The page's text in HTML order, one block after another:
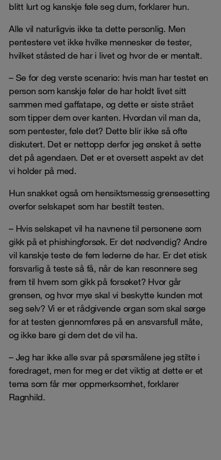
blitt lurt og kanskje føle seg dum, forklarer hun.
Alle vil naturligvis ikke ta dette personlig. Men
pentestere vet ikke hvilke mennesker de tester,
hvilket ståsted de har i livet og hvor de er mentalt.
– Se for deg verste scenario: hvis man har testet en
person som kanskje føler de har holdt livet sitt
sammen med gaffatape, og dette er siste strået
som tipper dem over kanten. Hvordan vil man da,
som pentester, føle det? Dette blir ikke så ofte
diskutert. Det er nettopp derfor jeg ønsket å sette
det på agendaen. Det er et oversett aspekt av det
vi holder på med.
Hun snakket også om hensiktsmessig grensesetting
overfor selskapet som har bestilt testen.
– Hvis selskapet vil ha navnene til personene som
gikk på et phishingforsøk. Er det nødvendig? Andre
vil kanskje teste de fem lederne de har. Er det etisk
forsvarlig å teste så få, når de kan resonnere seg
frem til hvem som gikk på forsøket? Hvor går
grensen, og hvor mye skal vi beskytte kunden mot
seg selv? Vi er et rådgivende organ som skal sørge
for at testen gjennomføres på en ansvarsfull måte,
og ikke bare gi dem det de vil ha.
– Jeg har ikke alle svar på spørsmålene jeg stilte i
foredraget, men for meg er det viktig at dette er et
tema som får mer oppmerksomhet, forklarer
Ragnhild.